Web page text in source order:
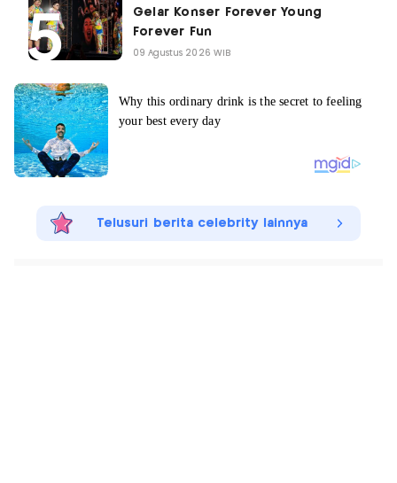
Gelar Konser Forever Young
Forever Fun
09 Agustus 2026 WIB
Telusuri berita celebrity lainnya